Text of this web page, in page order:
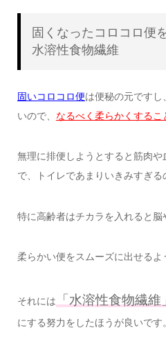
固くなったコロコロ便
水溶性食物繊維
固いコロコロ便は便秘の元です
いので、 なるべく柔らかくするこ
無理に排便しようとすると筋肉
で、トイレであまりいきみすぎる
特に高齢者はチカラを入れると脳
柔らかい便をスムーズに出せるよ
それには 「水溶性食物繊維
にする努力をしたほうが良いです。